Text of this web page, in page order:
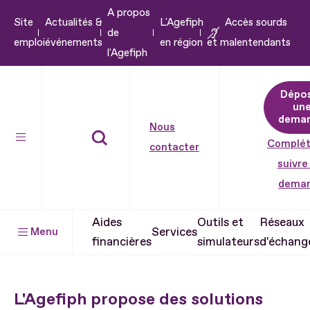
Aller
Site
emploi
Actualités &
événements
A propos
de
l'Agefiph
L'Agefiph
en région
Accès sourds
et malentendants
Nous
contacter
suivre
Menu
Aides
financières
Services
Outils et
simulateurs
Réseaux
L'Agefiph propose des solutions